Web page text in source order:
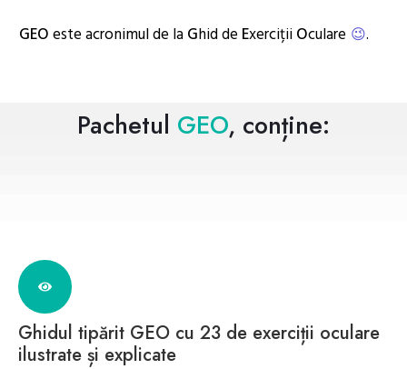
GEOeste acronimul de laGhid de ExercițiiOculare 😉.
Pachetul GEO, conține:
Ghidul tipărit GEO cu 23 de exerciții oculare
ilustrate și explicate